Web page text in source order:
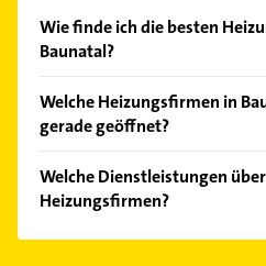
Wie finde ich die besten
Baunatal?
Kundenmeinungen und
Empfehlungen. Die
Welche Heizungsfirmen in
gerade geöffnet?
Bitte beachten Sie, dass diese
Feiertagen abweichen können.
Welche Dienstleistungen
Heizungsfirmen?
Folgende Leistungen werden